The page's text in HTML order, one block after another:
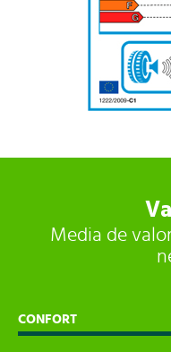
Media de
CONFORT